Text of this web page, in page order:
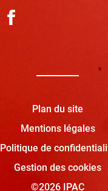
Plan du site
Mentions légales
Politique de
Gestion des cookies
©2026 IPAC